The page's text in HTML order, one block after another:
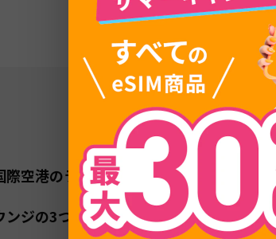
目次
際空港のラウンジ全体像
ンジの3つのタイプを把握する